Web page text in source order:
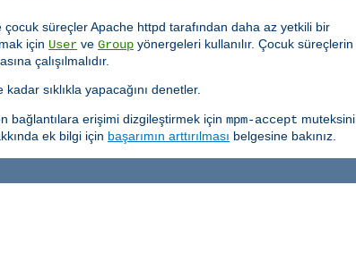
çocuk süreçler Apache httpd tarafından daha az yetkili bir
için User ve Group yönergeleri kullanılır. Çocuk süreçlerin
çalışılmalıdır.
sıklıkla yapacağını denetler.
bağlantılara erişimi dizgileştirmek için mpm-accept muteksini
ek bilgi için başarımın arttırılması belgesine bakınız.